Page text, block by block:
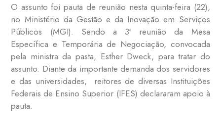
O assunto foi pauta de reunião nesta quinta-feira (22),
no Ministério da Gestão e da Inovação em Serviços
Públicos (MGI). Sendo a 3ª reunião da Mesa
Específica e Temporária de Negociação, convocada
pela ministra da pasta, Esther Dweck, para tratar do
assunto. Diante da importante demanda dos servidores
e das universidades, reitores de diversas Instituições
Federais de Ensino Superior (IFES) declararam apoio à
pauta.